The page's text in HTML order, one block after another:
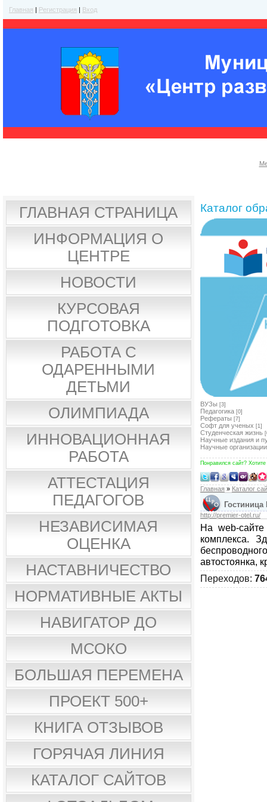
Главная | Регистрация | Вход
ГЛАВНАЯ СТРАНИЦА
ИНФОРМАЦИЯ О
ЦЕНТРЕ
НОВОСТИ
КУРСОВАЯ
ПОДГОТОВКА
РАБОТА С
ОДАРЕННЫМИ
ДЕТЬМИ
ОЛИМПИАДА
ИННОВАЦИОННАЯ
РАБОТА
АТТЕСТАЦИЯ
ПЕДАГОГОВ
НЕЗАВИСИМАЯ
ОЦЕНКА
НАСТАВНИЧЕСТВО
НОРМАТИВНЫЕ АКТЫ
НАВИГАТОР ДО
МСОКО
БОЛЬШАЯ ПЕРЕМЕНА
ПРОЕКТ 500+
КНИГА ОТЗЫВОВ
ГОРЯЧАЯ ЛИНИЯ
КАТАЛОГ САЙТОВ
Каталог
ВУЗы [3]
Педагогика [0]
Рефераты [7]
Софт для ученых [1]
Студенческая жизнь
Научные издания и
Научные организации
Понравился сайт?
Главная » Каталог
http://premier-otel.ru/
На web-
комплекса.
автостоянка,
Переходов: